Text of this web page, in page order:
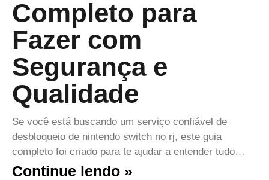
Completo para
Fazer com
Segurança e
Qualidade
Se você está buscando um serviço confiável de
desbloqueio de nintendo switch no rj, este guia
completo foi criado para te ajudar a entender tudo…
Continue lendo »